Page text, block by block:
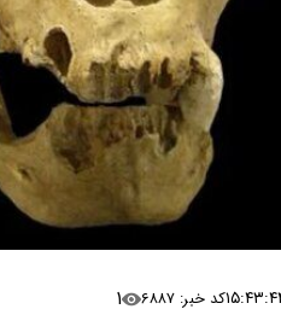
کد خبر: ۶۸۸۷ ۱